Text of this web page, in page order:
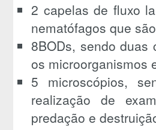
2 capelas de fluxo
nematófagos que
8BODs, sendo duas
os microorganismos
5 microscópios,
realização de
predação e